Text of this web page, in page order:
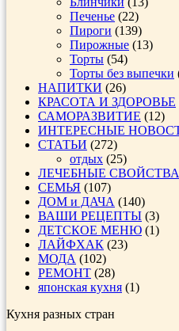
Печенье (22)
Пироги (139)
Пирожные (13)
Торты (54)
Торты без выпечки
НАПИТКИ (26)
КРАСОТА И ЗДОРОВЬЕ
САМОРАЗВИТИЕ (12)
ИНТЕРЕСНЫЕ
СТАТЬИ (272)
отдых (25)
ЛЕЧЕБНЫЕ
СЕМЬЯ (107)
ДОМ и ДАЧА (140)
ВАШИ РЕЦЕПТЫ (3)
ДЕТСКОЕ МЕНЮ (1)
ЛАЙФХАК (23)
МОДА (102)
РЕМОНТ (28)
японская кухня (1)
Кухня разных стран